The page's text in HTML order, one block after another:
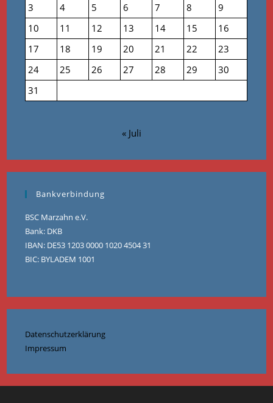
3
4 5 6 7 8
9
10
11 12 13 14 15
16
17
18 19 20 21 22
23
24
25 26 27 28 29
30
31
« Juli
Bankverbindung
BSC Marzahn e.V.
Bank: DKB
IBAN: DE53 1203 0000 1020 4504 31
BIC: BYLADEM 1001
Datenschutzerklärung
Impressum